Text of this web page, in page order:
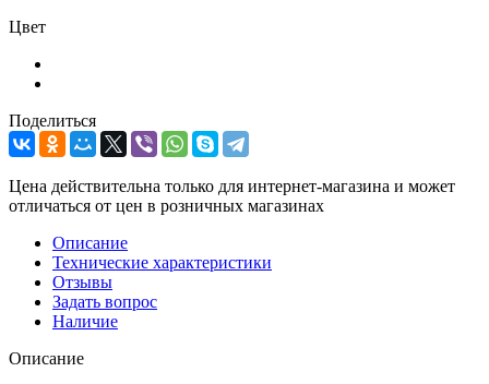
Цвет
Поделиться
Цена действительна только для интернет-магазина и может
отличаться от цен в розничных магазинах
Описание
Технические характеристики
Отзывы
Задать вопрос
Наличие
Описание